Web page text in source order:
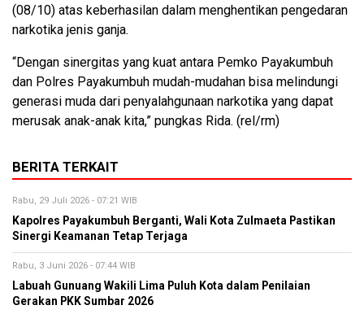
(08/10) atas keberhasilan dalam menghentikan pengedaran
narkotika jenis ganja.
“Dengan sinergitas yang kuat antara Pemko Payakumbuh
dan Polres Payakumbuh mudah-mudahan bisa melindungi
generasi muda dari penyalahgunaan narkotika yang dapat
merusak anak-anak kita,” pungkas Rida. (rel/rm)
BERITA TERKAIT
Rabu, 29 Juli 2026 - 07:21 WIB
Kapolres Payakumbuh Berganti, Wali Kota Zulmaeta Pastikan
Sinergi Keamanan Tetap Terjaga
Rabu, 3 Juni 2026 - 07:44 WIB
Labuah Gunuang Wakili Lima Puluh Kota dalam Penilaian
Gerakan PKK Sumbar 2026